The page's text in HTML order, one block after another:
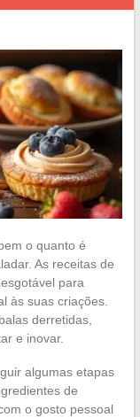
o quanto é
As receitas de
para
às suas criações.
derretidas,
e inovar.
algumas etapas
de
o gosto pessoal